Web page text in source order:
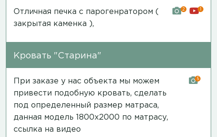
Отличная печка с парогенратором (
закрытая каменка ),
2 1
Кровать "Старина"
При заказе у нас объекта мы можем
привести подобную кровать, сделать
под определенный размер матраса,
данная модель 1800х2000 по матрасу,
ссылка на видео
5